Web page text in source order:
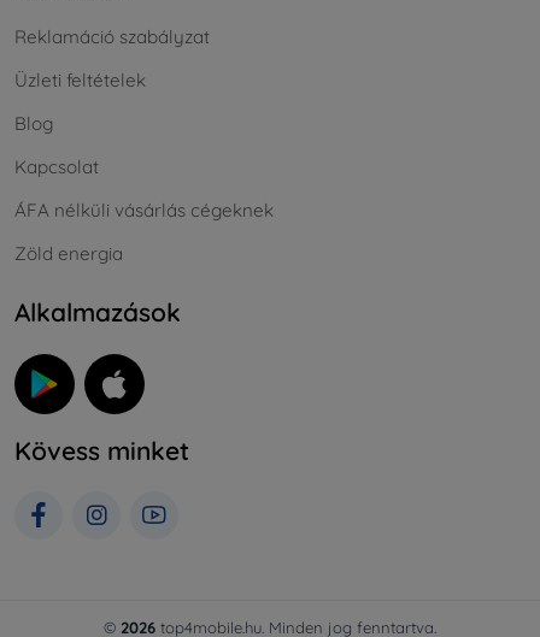
Reklamáció szabályzat
Üzleti feltételek
Blog
Kapcsolat
ÁFA nélküli vásárlás cégeknek
Zöld energia
Alkalmazások
Kövess minket
© 2026 top4mobile.hu. Minden jog fenntartva.